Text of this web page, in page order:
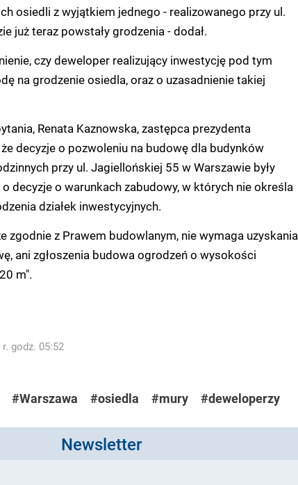
osiedli z wyjątkiem jednego - realizowanego przy ul.
już teraz powstały grodzenia - dodał.
czy deweloper realizujący inwestycję pod tym
na grodzenie osiedla, oraz o uzasadnienie takiej
Renata Kaznowska, zastępca prezydenta
że decyzje o pozwoleniu na budowę dla budynków
przy ul. Jagiellońskiej 55 w Warszawie były
decyzje o warunkach zabudowy, w których nie określa
działek inwestycyjnych.
zgodnie z Prawem budowlanym, nie wymaga uzyskania
ani zgłoszenia budowa ogrodzeń o wysokości
m".
godz. 05:52
#Warszawa #osiedla #mury #deweloperzy
Newsletter